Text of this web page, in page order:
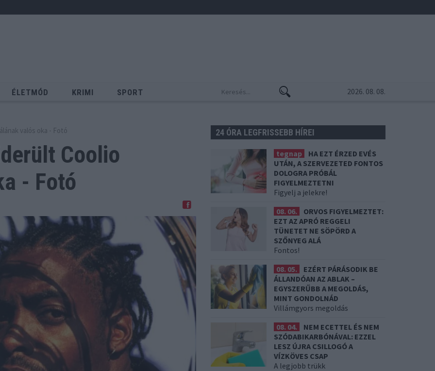
ÉLETMÓD KRIMI SPORT 2026. 08. 08.
valós oka - Fotó
Coolio
- Fotó
24 ÓRA LEGFRISSEBB HÍREI
tegnap
HA EZT ÉRZED EVÉS
UTÁN, A SZERVEZETED FONTOS
DOLOGRA PRÓBÁL
FIGYELMEZTETNI
Figyelj a jelekre!
08. 06.
ORVOS FIGYELMEZTET:
EZT AZ APRÓ REGGELI
TÜNETET NE SÖPÖRD A
SZŐNYEG ALÁ
Fontos!
08. 05.
EZÉRT PÁRÁSODIK BE
ÁLLANDÓAN AZ ABLAK –
EGYSZERŰBB A MEGOLDÁS,
MINT GONDOLNÁD
Villámgyors megoldás
08. 04.
NEM ECETTEL ÉS NEM
SZÓDABIKARBÓNÁVAL: EZZEL
LESZ ÚJRA CSILLOGÓ A
VÍZKÖVES CSAP
A legjobb trükk